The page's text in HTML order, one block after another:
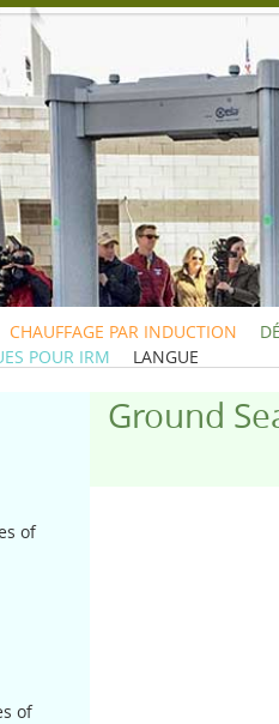
CHAUFFAGE PAR INDUCTION
POUR IRM
LANGUE
of
of
Ground